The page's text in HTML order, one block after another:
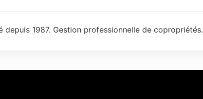
1987. Gestion professionnelle de copropriétés.